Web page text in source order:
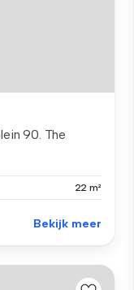
90. The
22 m²
Bekijk meer